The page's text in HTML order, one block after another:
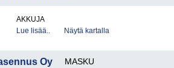
AKKUJA
Lue lisää..
Näytä kartalla
Oy MASKU